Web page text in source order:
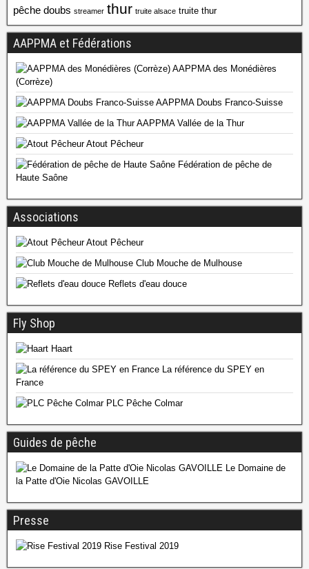
pêche doubs streamer thur truite alsace truite thur
AAPPMA et Fédérations
AAPPMA des Monédières
(Corrèze)
AAPPMA Doubs Franco-Suisse
AAPPMA Vallée de la Thur
Atout Pêcheur
Fédération de pêche de
Haute Saône
Associations
Atout Pêcheur
Club Mouche de Mulhouse
Reflets d'eau douce
Fly Shop
Haart
La référence du SPEY en
France
PLC Pêche Colmar
Guides de pêche
Le Domaine de
la Patte d'Oie Nicolas GAVOILLE
Presse
Rise Festival 2019